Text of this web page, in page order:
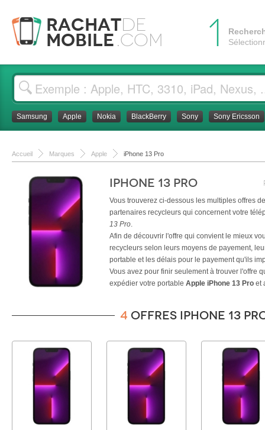
Rachatde
Mobile .com 1
Samsung Apple Nokia BlackBerry Sony Sony Ericsson
Accueil Marques Apple iPhone 13 Pro
iPhone 13 Pro
Vous trouverez ci-dessous les multiples offres
partenaires recycleurs qui concernent votre
13 Pro.
Afin de découvrir l'offre qui convient le mieux
recycleurs selon leurs moyens de payement,
portable et les délais pour le payement qu'ils
Vous avez pour finir seulement à trouver l'offre
expédier votre portable Apple iPhone 13 Pro et
4 offres iPhone 13